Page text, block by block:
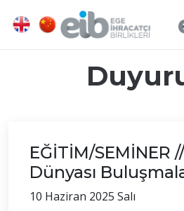
EĞİTİM/SEMİNER
Dünyası
10 Haziran 2025 Salı